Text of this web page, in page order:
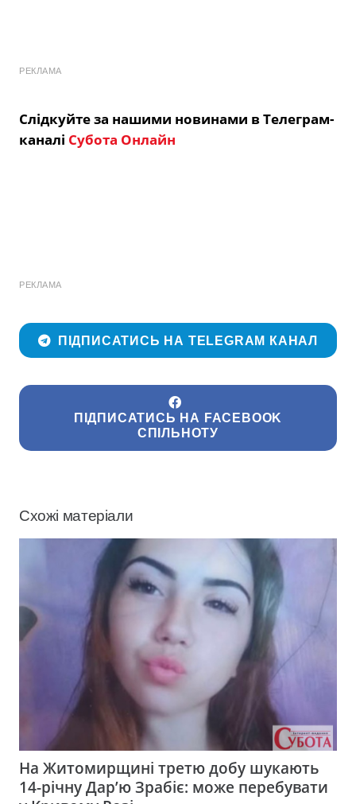
РЕКЛАМА
Слідкуйте за нашими новинами в Телеграм-
каналі Субота Онлайн
РЕКЛАМА
ПІДПИСАТИСЬ НА TELEGRAM КАНАЛ
ПІДПИСАТИСЬ НА FACEBOOK
СПІЛЬНОТУ
Схожі матеріали
На Житомирщині третю добу шукають
14-річну Дар’ю Зрабіє: може перебувати